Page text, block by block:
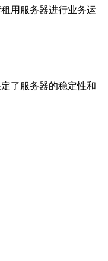
用服务器进行业务运
了服务器的稳定性和